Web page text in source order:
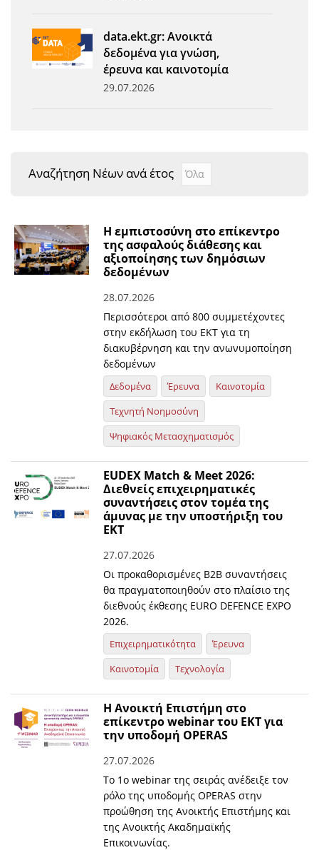
data.ekt.gr: Ανοικτά
δεδομένα για γνώση,
έρευνα και καινοτομία
29.07.2026
Αναζήτηση Νέων ανά έτος Αναζήτηση Νέων ανά
Year
Η εμπιστοσύνη στο επίκεντρο
της ασφαλούς διάθεσης και
αξιοποίησης των δημόσιων
δεδομένων
28.07.2026
Περισσότεροι από 800 συμμετέχοντες
στην εκδήλωση του ΕΚΤ για τη
διακυβέρνηση και την ανωνυμοποίηση
δεδομένων
Δεδομένα Έρευνα
Καινοτομία
Τεχνητή Νοημοσύνη
Ψηφιακός Μετασχηματισμός
EUDEX Match & Meet 2026:
Διεθνείς επιχειρηματικές
συναντήσεις στον τομέα της
άμυνας με την υποστήριξη του
ΕΚΤ
27.07.2026
Οι προκαθορισμένες B2B συναντήσεις
θα πραγματοποιηθούν στο πλαίσιο της
διεθνούς έκθεσης EURO DEFENCE EXPO
2026.
Επιχειρηματικότητα
Έρευνα
Καινοτομία
Τεχνολογία
Η Ανοικτή Επιστήμη στο
επίκεντρο webinar του ΕΚΤ για
την υποδομή OPERAS
27.07.2026
Το 1ο webinar της σειράς ανέδειξε τον
ρόλο της υποδομής OPERAS στην
προώθηση της Ανοικτής Επιστήμης και
της Ανοικτής Ακαδημαϊκής
Επικοινωνίας.